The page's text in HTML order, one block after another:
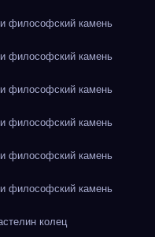
философский камень
философский камень
философский камень
философский камень
философский камень
философский камень
колец